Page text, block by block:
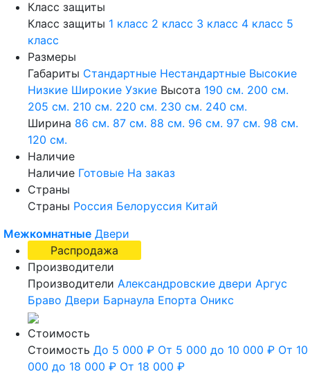
Класс защиты
Класс защиты 1 класс 2 класс 3 класс 4 класс 5
класс
Размеры
Габариты Стандартные Нестандартные Высокие
Низкие Широкие Узкие Высота 190 см. 200 см.
205 см. 210 см. 220 см. 230 см. 240 см.
Ширина 86 см. 87 см. 88 см. 96 см. 97 см. 98 см.
120 см.
Наличие
Наличие Готовые На заказ
Страны
Страны Россия Белоруссия Китай
Межкомнатные Двери
Распродажа
Производители
Производители Александровские двери Аргус
Браво Двери Барнаула Епорта Оникс
Стоимость
Стоимость До 5 000 ₽ От 5 000 до 10 000 ₽ От 10
000 до 18 000 ₽ От 18 000 ₽